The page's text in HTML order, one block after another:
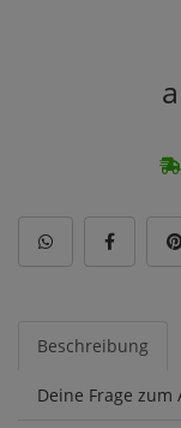
Beschreibung
Deine Frage zum